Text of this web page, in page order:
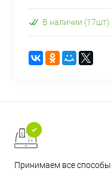
В наличии (17шт)
Принимаем все способы